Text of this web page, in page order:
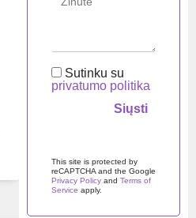
Likutis:Turime
sandėlyje
Rodyti kainą
Sutinku su
privatumo politika
This site is protected by
reCAPTCHA and the Google
Privacy Policy and Terms of
Service apply.